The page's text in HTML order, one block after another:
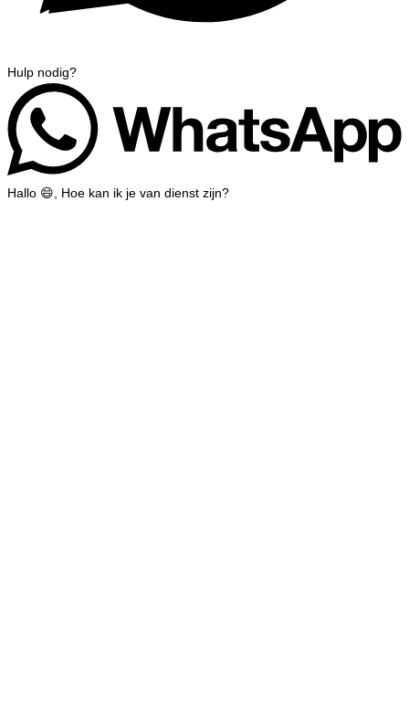
Hulp nodig?
Hallo 😄, Hoe kan ik je van dienst zijn?